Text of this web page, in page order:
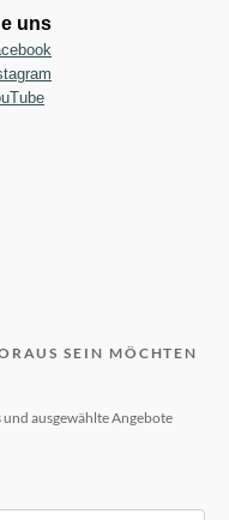
uns
SEIN MÖCHTEN
ausgewählte Angebote